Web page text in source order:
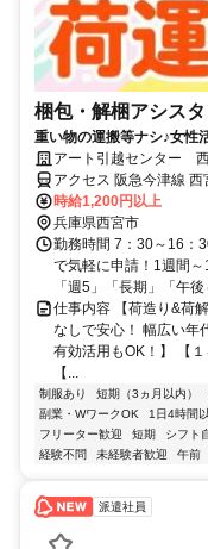
梱包・解梱アシスタ
重い物の運搬等ナシ♪女性
アート引越センター
アクセス 阪急今津線
北口北西口徒歩約1分、
北口駅」から徒歩1分
時給1,200円以上
兵庫県西宮市
勤務時間 7：30～16
で気軽に申請！1週間
「週5」「長期」「午
仕事内容 【荷造り&荷
なしで安心！ 幅広い年
有効活用もOK！】 【
【...
制服あり 短期（3ヵ月以内）
副業・WワークOK
1日4時間
フリーター歓迎
短期 シフト
経験不問
未経験者歓迎 午前
派遣社員